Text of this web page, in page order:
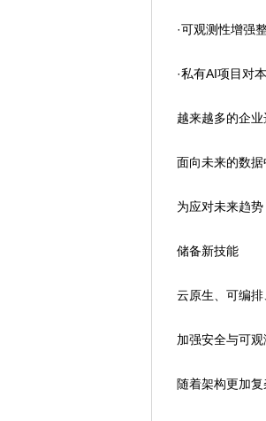
·可观测性增强整
·私有AI项目对本
越来越多的企业选
面向未来的数据
为应对未来趋势
储备新技能
云原生、可编排、
加强安全与可观
随着架构更加复杂